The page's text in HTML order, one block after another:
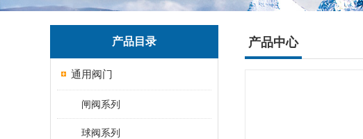
产品目录
通用阀门
闸阀系列
球阀系列
产品中心